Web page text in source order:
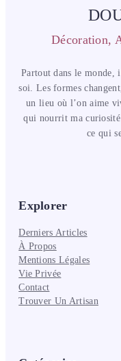
Décoration,
Partout dans le monde,
soi. Les formes
un lieu où l’on aime
qui nourrit ma
ce qui
Explorer
Derniers Articles
À Propos
Mentions Légales
Vie Privée
Contact
Trouver Un Artisan